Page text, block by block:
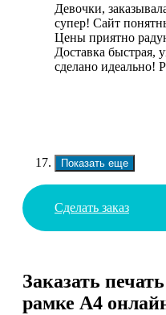
Девочки,
супер! Сайт
Цены приятно
Доставка быстрая,
сделано идеально!
Показать еще
Сделать заказ
Заказать
рамке А4